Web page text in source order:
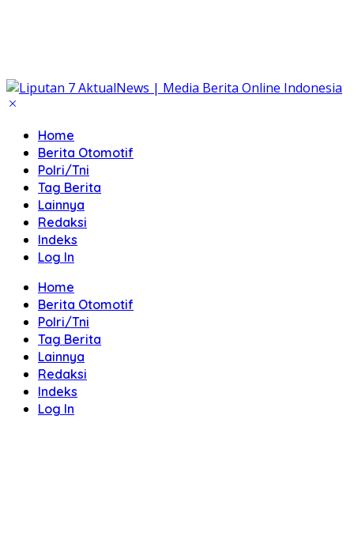
Home
Berita Otomotif
Polri/Tni
Tag Berita
Lainnya
Redaksi
Indeks
Log In
Home
Berita Otomotif
Polri/Tni
Tag Berita
Lainnya
Redaksi
Indeks
Log In